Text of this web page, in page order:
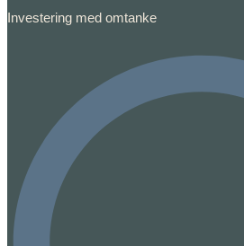
Investering med omtanke